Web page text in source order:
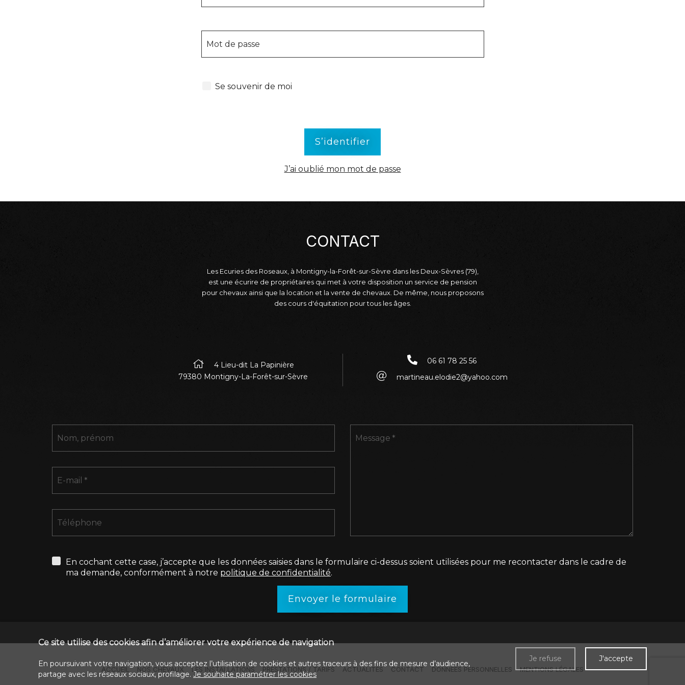
Mot de passe
Se souvenir de moi
S’identifier
J’ai oublié mon mot de passe
CONTACT
Les Ecuries des Roseaux, à Montigny-la-Forêt-sur-Sèvre dans les Deux-Sèvres (79),
est une écurire de propriétaires qui met à votre disposition un service de pension
pour chevaux ainsi que la location et la vente de chevaux. De même, nous proposons
des cours d'équitation pour tous les âges.
4 Lieu-dit La Papinière
79380 Montigny-La-Forêt-sur-Sèvre
06 61 78 25 56
martineau.elodie2@yahoo.com
Nom, prénom
E-mail
Téléphone
Message
En cochant cette case, j’accepte que les données saisies dans le formulaire ci-dessus soient utilisées pour me recontacter dans le cadre de
ma demande, conformément à notre politique de confidentialité.
Envoyer le formulaire
ACCUEIL NOS CHEVAUX LES INSTALLATIONS PRESTATIONS / TARIFS ACTUALITÉS CONTACT DONNÉES PERSONNELLES MENTIONS LÉGALES
Ce site utilise des cookies afin d’améliorer votre expérience de navigation
En poursuivant votre navigation, vous acceptez l’utilisation de cookies et autres traceurs à des fins de mesure d’audience,
partage avec les réseaux sociaux, profilage.Je souhaite paramétrer les cookies
Je refuse J'accepte